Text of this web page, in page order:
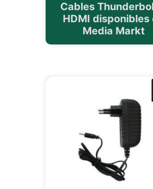
Cables
HDMI disponibles
Media Markt